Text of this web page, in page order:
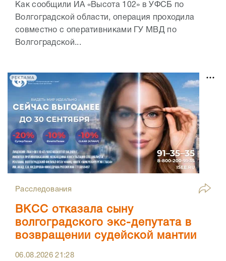
Как сообщили ИА «Высота 102» в УФСБ по
Волгоградской области, операция проходила
совместно с оперативниками ГУ МВД по
Волгоградской...
РЕКЛАМА
Расследования
ВКСС отказала сыну
волгоградского экс-депутата в
возвращении судейской мантии
06.08.202621:28